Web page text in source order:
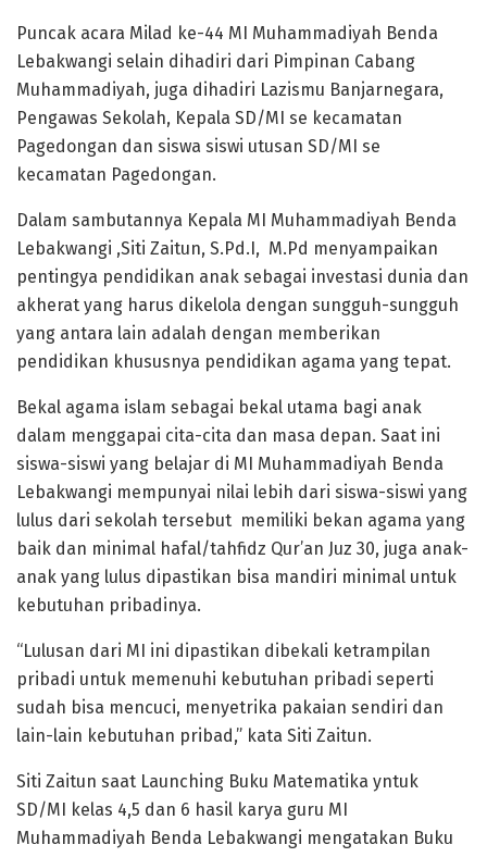
Puncak acara Milad ke-44 MI Muhammadiyah Benda
Lebakwangi selain dihadiri dari Pimpinan Cabang
Muhammadiyah, juga dihadiri Lazismu Banjarnegara,
Pengawas Sekolah, Kepala SD/MI se kecamatan
Pagedongan dan siswa siswi utusan SD/MI se
kecamatan Pagedongan.
Dalam sambutannya Kepala MI Muhammadiyah Benda
Lebakwangi ,Siti Zaitun, S.Pd.I, M.Pd menyampaikan
pentingya pendidikan anak sebagai investasi dunia dan
akherat yang harus dikelola dengan sungguh-sungguh
yang antara lain adalah dengan memberikan
pendidikan khususnya pendidikan agama yang tepat.
Bekal agama islam sebagai bekal utama bagi anak
dalam menggapai cita-cita dan masa depan. Saat ini
siswa-siswi yang belajar di MI Muhammadiyah Benda
Lebakwangi mempunyai nilai lebih dari siswa-siswi yang
lulus dari sekolah tersebut memiliki bekan agama yang
baik dan minimal hafal/tahfidz Qur’an Juz 30, juga anak-
anak yang lulus dipastikan bisa mandiri minimal untuk
kebutuhan pribadinya.
“Lulusan dari MI ini dipastikan dibekali ketrampilan
pribadi untuk memenuhi kebutuhan pribadi seperti
sudah bisa mencuci, menyetrika pakaian sendiri dan
lain-lain kebutuhan pribad,” kata Siti Zaitun.
Siti Zaitun saat Launching Buku Matematika yntuk
SD/MI kelas 4,5 dan 6 hasil karya guru MI
Muhammadiyah Benda Lebakwangi mengatakan Buku